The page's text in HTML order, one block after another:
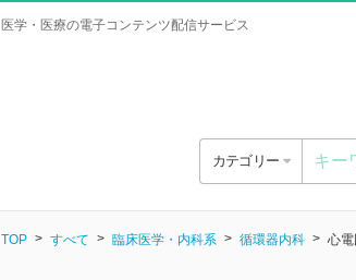
医学・医療の電子コンテンツ配信サービス
カテゴリー
TOP すべて 臨床医学・内科系 循環器内科 心